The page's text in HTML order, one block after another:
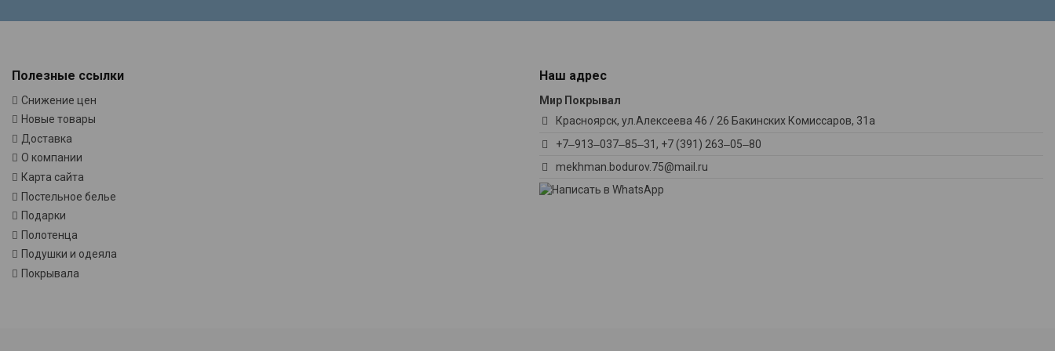
Полезные ссылки
Снижение цен
Новые товары
Доставка
О компании
Карта сайта
Постельное белье
Подарки
Полотенца
Подушки и одеяла
Покрывала
Наш адрес
Мир Покрывал
Красноярск, ул.Алексеева 46 / ​26 Бакинских Комиссаров, 31а
+7‒913‒037‒85‒31, +7 (391) 263‒05‒80
mekhman.bodurov.75@mail.ru